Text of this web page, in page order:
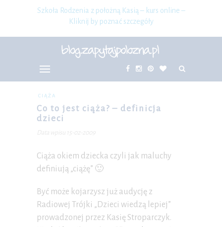
Szkoła Rodzenia z położną Kasią – kurs online –
Kliknij by poznać szczegóły
CIĄŻA
Co to jest ciąża? – definicja
dzieci
Data wpisu 15-02-2009
Ciąża okiem dziecka czyli jak maluchy
definiują „ciążę” 🙂
Być może kojarzysz już audycję z
Radiowej Trójki „Dzieci wiedzą lepiej”
prowadzonej przez Kasię Stroparczyk.